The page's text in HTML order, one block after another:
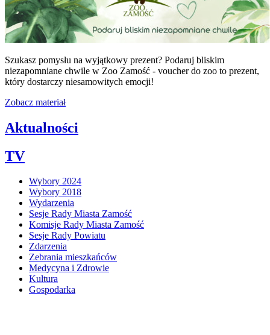
Szukasz pomysłu na wyjątkowy prezent? Podaruj bliskim
niezapomniane chwile w Zoo Zamość - voucher do zoo to prezent,
który dostarczy niesamowitych emocji!
Zobacz materiał
Aktualności
TV
Wybory 2024
Wybory 2018
Wydarzenia
Sesje Rady Miasta Zamość
Komisje Rady Miasta Zamość
Sesje Rady Powiatu
Zdarzenia
Zebrania mieszkańców
Medycyna i Zdrowie
Kultura
Gospodarka